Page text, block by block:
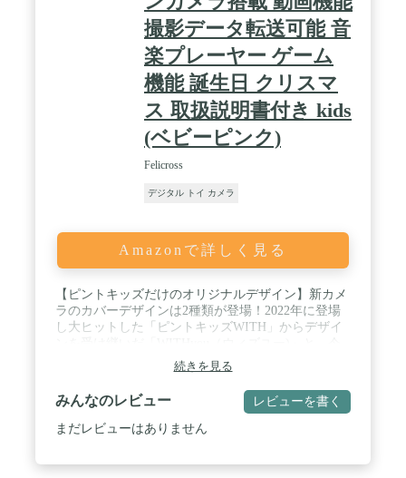
撮影データ転送可能 音
楽プレーヤー ゲーム
機能 誕生日 クリスマ
ス 取扱説明書付き kids
(ベビーピンク)
Felicross
デジタル トイ カメラ
Amazonで詳しく見る
【ピントキッズだけのオリジナルデザイン】新カメ
ラのカバーデザインは2種類が登場！2022年に登場
し大ヒットした「ピントキッズWITH」からデザイ
回初登場となる幸せの四つ葉をワンポイントにした
「クローバー」。女の子も男の子も大好きな、ユニ
セックスで可愛いデザインです。大人から見てもお
洒落なカラバリから選べるから、きっとお気に入り
が見つかります。撮影はカメラを向けてシャッター
続きを見る
みんなのレビュー レビューを書く
まだレビューはありません